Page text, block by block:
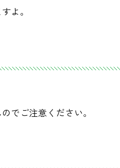
よ。
でご注意ください。